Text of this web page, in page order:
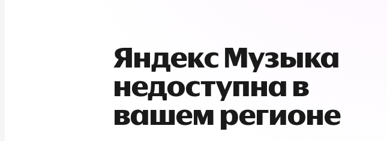
Яндекс Музыка
недоступна в
вашем регионе